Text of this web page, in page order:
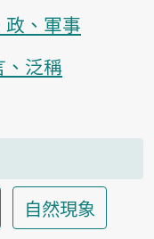
政、軍事
、泛稱
自然現象